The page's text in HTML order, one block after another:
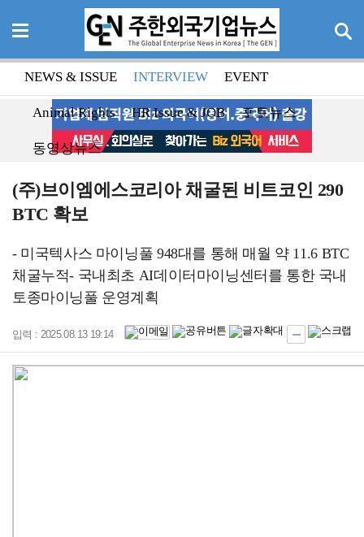
NEWS & ISSUE INTERVIEW EVENT
Animal Rights HR Issue & JOB 포토뉴스
동영상뉴스
(주)브이엠에스코리아 채굴된 비트코인 290
BTC 확보
- 미국텍사스 마이닝풀 948대를 통해 매월 약 11.6 BTC
채굴누적- 국내최초 AI데이터마이닝센터를 통한 국내
토종마이닝풀 운영계획
입력 : 2025.08.13 19:14